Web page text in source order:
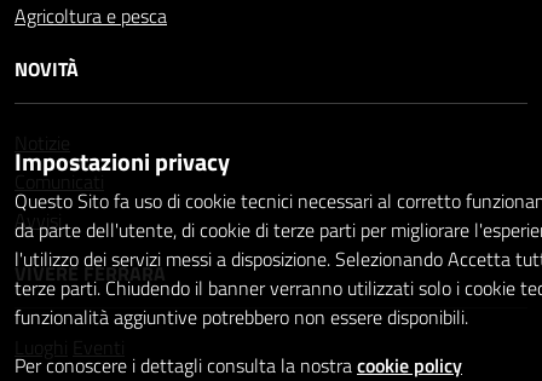
Agricoltura e pesca
NOVITÀ
Notizie
Comunicati
Avvisi
VIVERE FERRARA
Luoghi
Eventi
Impostazioni privacy
Questo Sito fa uso di cookie tecnici necessari al corretto
da parte dell'utente, di cookie di terze parti per migliorare
l'utilizzo dei servizi messi a disposizione. Selezionando Accetta
terze parti. Chiudendo il banner verranno utilizzati solo i cookie
funzionalità aggiuntive potrebbero non essere disponibili.
Per conoscere i dettagli consulta la nostracookie policy